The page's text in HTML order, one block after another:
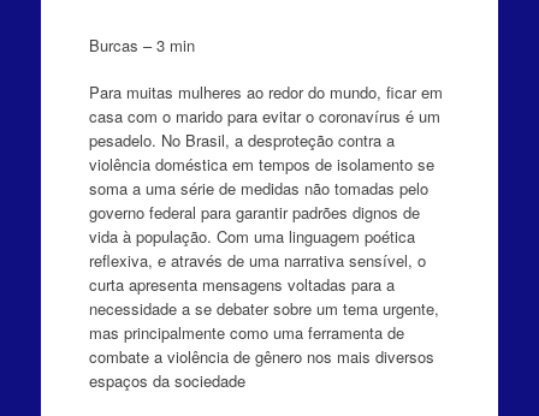
Burcas – 3 min
Para muitas mulheres ao redor do mundo, ficar em
casa com o marido para evitar o coronavírus é um
pesadelo. No Brasil, a desproteção contra a
violência doméstica em tempos de isolamento se
soma a uma série de medidas não tomadas pelo
governo federal para garantir padrões dignos de
vida à população. Com uma linguagem poética
reflexiva, e através de uma narrativa sensível, o
curta apresenta mensagens voltadas para a
necessidade a se debater sobre um tema urgente,
mas principalmente como uma ferramenta de
combate a violência de gênero nos mais diversos
espaços da sociedade